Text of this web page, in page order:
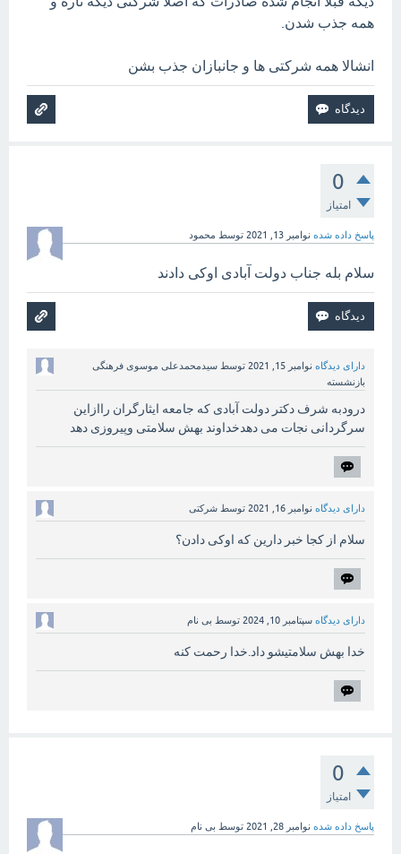
همه جذب شدن.
انشالا همه شرکتی ها و جانبازان جذب بشن
0
امتیاز
پاسخ داده شده نوامبر 13, 2021 توسط محمود
سلام بله جناب دولت آبادی اوکی دادند
دارای دیدگاه نوامبر 15, 2021 توسط سیدمحمدعلی موسوی فرهنگی
بازنشسته
درودبه شرف دکتر دولت آبادی که جامعه ایثارگران راازاین
سرگردانی نجات می دهدخداوند بهش سلامتی وپیروزی دهد
دارای دیدگاه نوامبر 16, 2021 توسط شرکتی
سلام از کجا خبر دارین که اوکی دادن؟
دارای دیدگاه سپتامبر 10, 2024 توسط بی نام
خدا بهش سلامتیشو داد.خدا رحمت کنه
0
امتیاز
پاسخ داده شده نوامبر 28, 2021 توسط بی نام